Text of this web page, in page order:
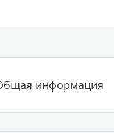
информация